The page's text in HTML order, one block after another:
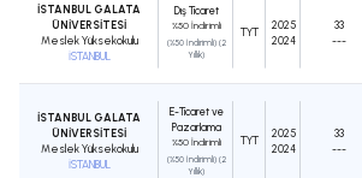
İSTANBUL GALATA
ÜNİVERSİTESİ
Meslek Yüksekokulu
İSTANBUL
Dış Ticaret
%50 İndirimli
(%50 İndirimli) (2
Yıllık)
TYT
2025
2024
33
---
İSTANBUL GALATA
ÜNİVERSİTESİ
Meslek Yüksekokulu
İSTANBUL
E-Ticaret ve
Pazarlama
%50 İndirimli
(%50 İndirimli) (2
Yıllık)
TYT
2025
2024
33
---